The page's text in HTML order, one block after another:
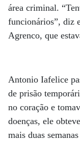
área criminal.
funcionários”, diz
Agrenco, que
Antonio Iafelice
de prisão
no coração e
doenças, ele
mais duas